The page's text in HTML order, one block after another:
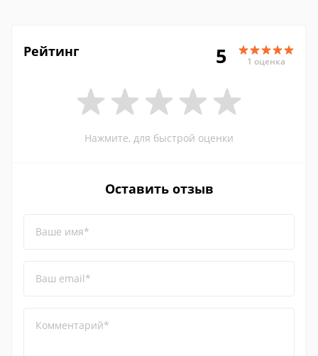
Рейтинг 5 1 оценка
Нажмите, для быстрой оценки
Оставить отзыв
Ваше имя*
Ваш email*
Комментарий*